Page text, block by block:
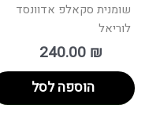
שומנית סקאלפ אדוונסד
לוריאל
240.00 ₪
הוספה לסל